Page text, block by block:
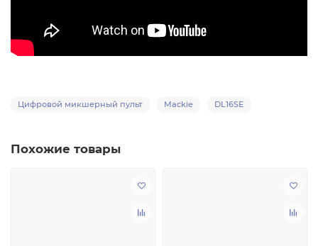
Цифровой микшерный пульт Mackie DL16SE
Похожие товары